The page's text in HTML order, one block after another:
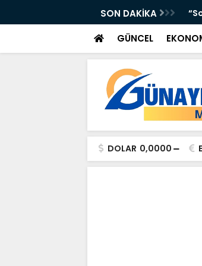
SON DAKİKA
GÜNCEL
DOLAR 0,0000